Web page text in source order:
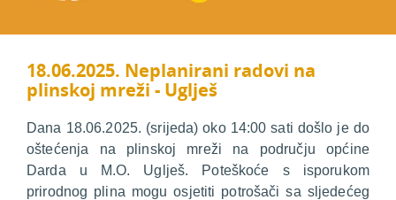
18.06.2025. Neplanirani radovi na
plinskoj mreži - Uglješ
Dana 18.06.2025. (srijeda) oko 14:00 sati došlo je do
oštećenja na plinskoj mreži na području općine
Darda u M.O. Uglješ. Poteškoće s isporukom
prirodnog plina mogu osjetiti potrošači sa sljedećeg